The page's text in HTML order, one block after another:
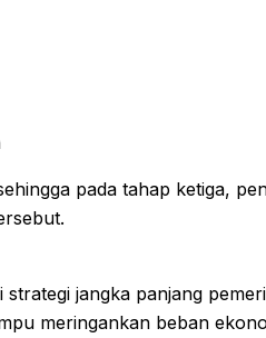
pada tahap ketiga,
jangka panjang
meringankan beban